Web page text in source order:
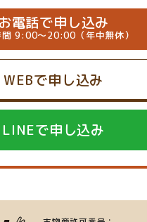
お電話で申し込み
9:00～20:00（年中無休）
WEBで申し込み
LINEで申し込み